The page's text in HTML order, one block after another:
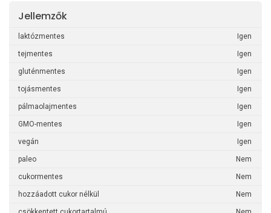
Jellemzők
laktózmentes Igen
tejmentes Igen
gluténmentes Igen
tojásmentes Igen
pálmaolajmentes Igen
GMO-mentes Igen
vegán Igen
paleo Nem
cukormentes Nem
hozzáadott cukor nélkül Nem